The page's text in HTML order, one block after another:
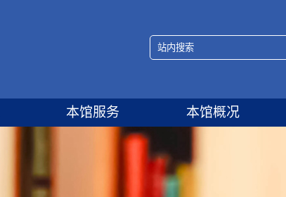
本馆服务 本馆概况